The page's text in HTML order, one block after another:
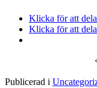
Klicka för att
Klicka för att
‹
Publicerad i